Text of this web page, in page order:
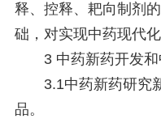
释、控释、耙向制剂
础，对实现中药现代
3 中药新药开发和
3.1中药新药研究新
品。